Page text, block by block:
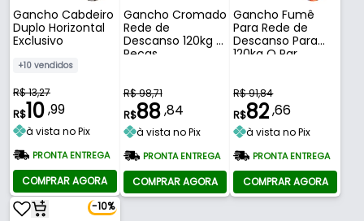
Gancho Cabdeiro
Duplo Horizontal
Exclusivo
+10 vendidos
R$ 13,27
R$10,99
à vista no Pix
PRONTA ENTREGA
COMPRAR AGORA
Gancho Cromado
Rede de
Descanso 120kg 2
Peças
R$ 98,71
R$88,84
à vista no Pix
PRONTA ENTREGA
COMPRAR AGORA
Gancho Fumê
Para Rede de
Descanso Para
120kg O Par
R$ 91,84
R$82,66
à vista no Pix
PRONTA ENTREGA
COMPRAR AGORA
-10%